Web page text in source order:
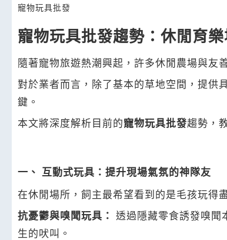
寵物玩具批發
寵物玩具批發趨勢：休閒育
隨著寵物旅遊熱潮興起，許多休閒農場與友
對於業者而言，除了基本的草地空間，提供
鍵。
本文將深度解析目前的寵物玩具批發趨勢，
一、 互動式玩具：提升現場氣氛的神隊友
在休閒場所，飼主最希望看到的是毛孩玩得
抗憂鬱與嗅聞玩具： 透過隱藏零食誘發嗅聞
生的吠叫。